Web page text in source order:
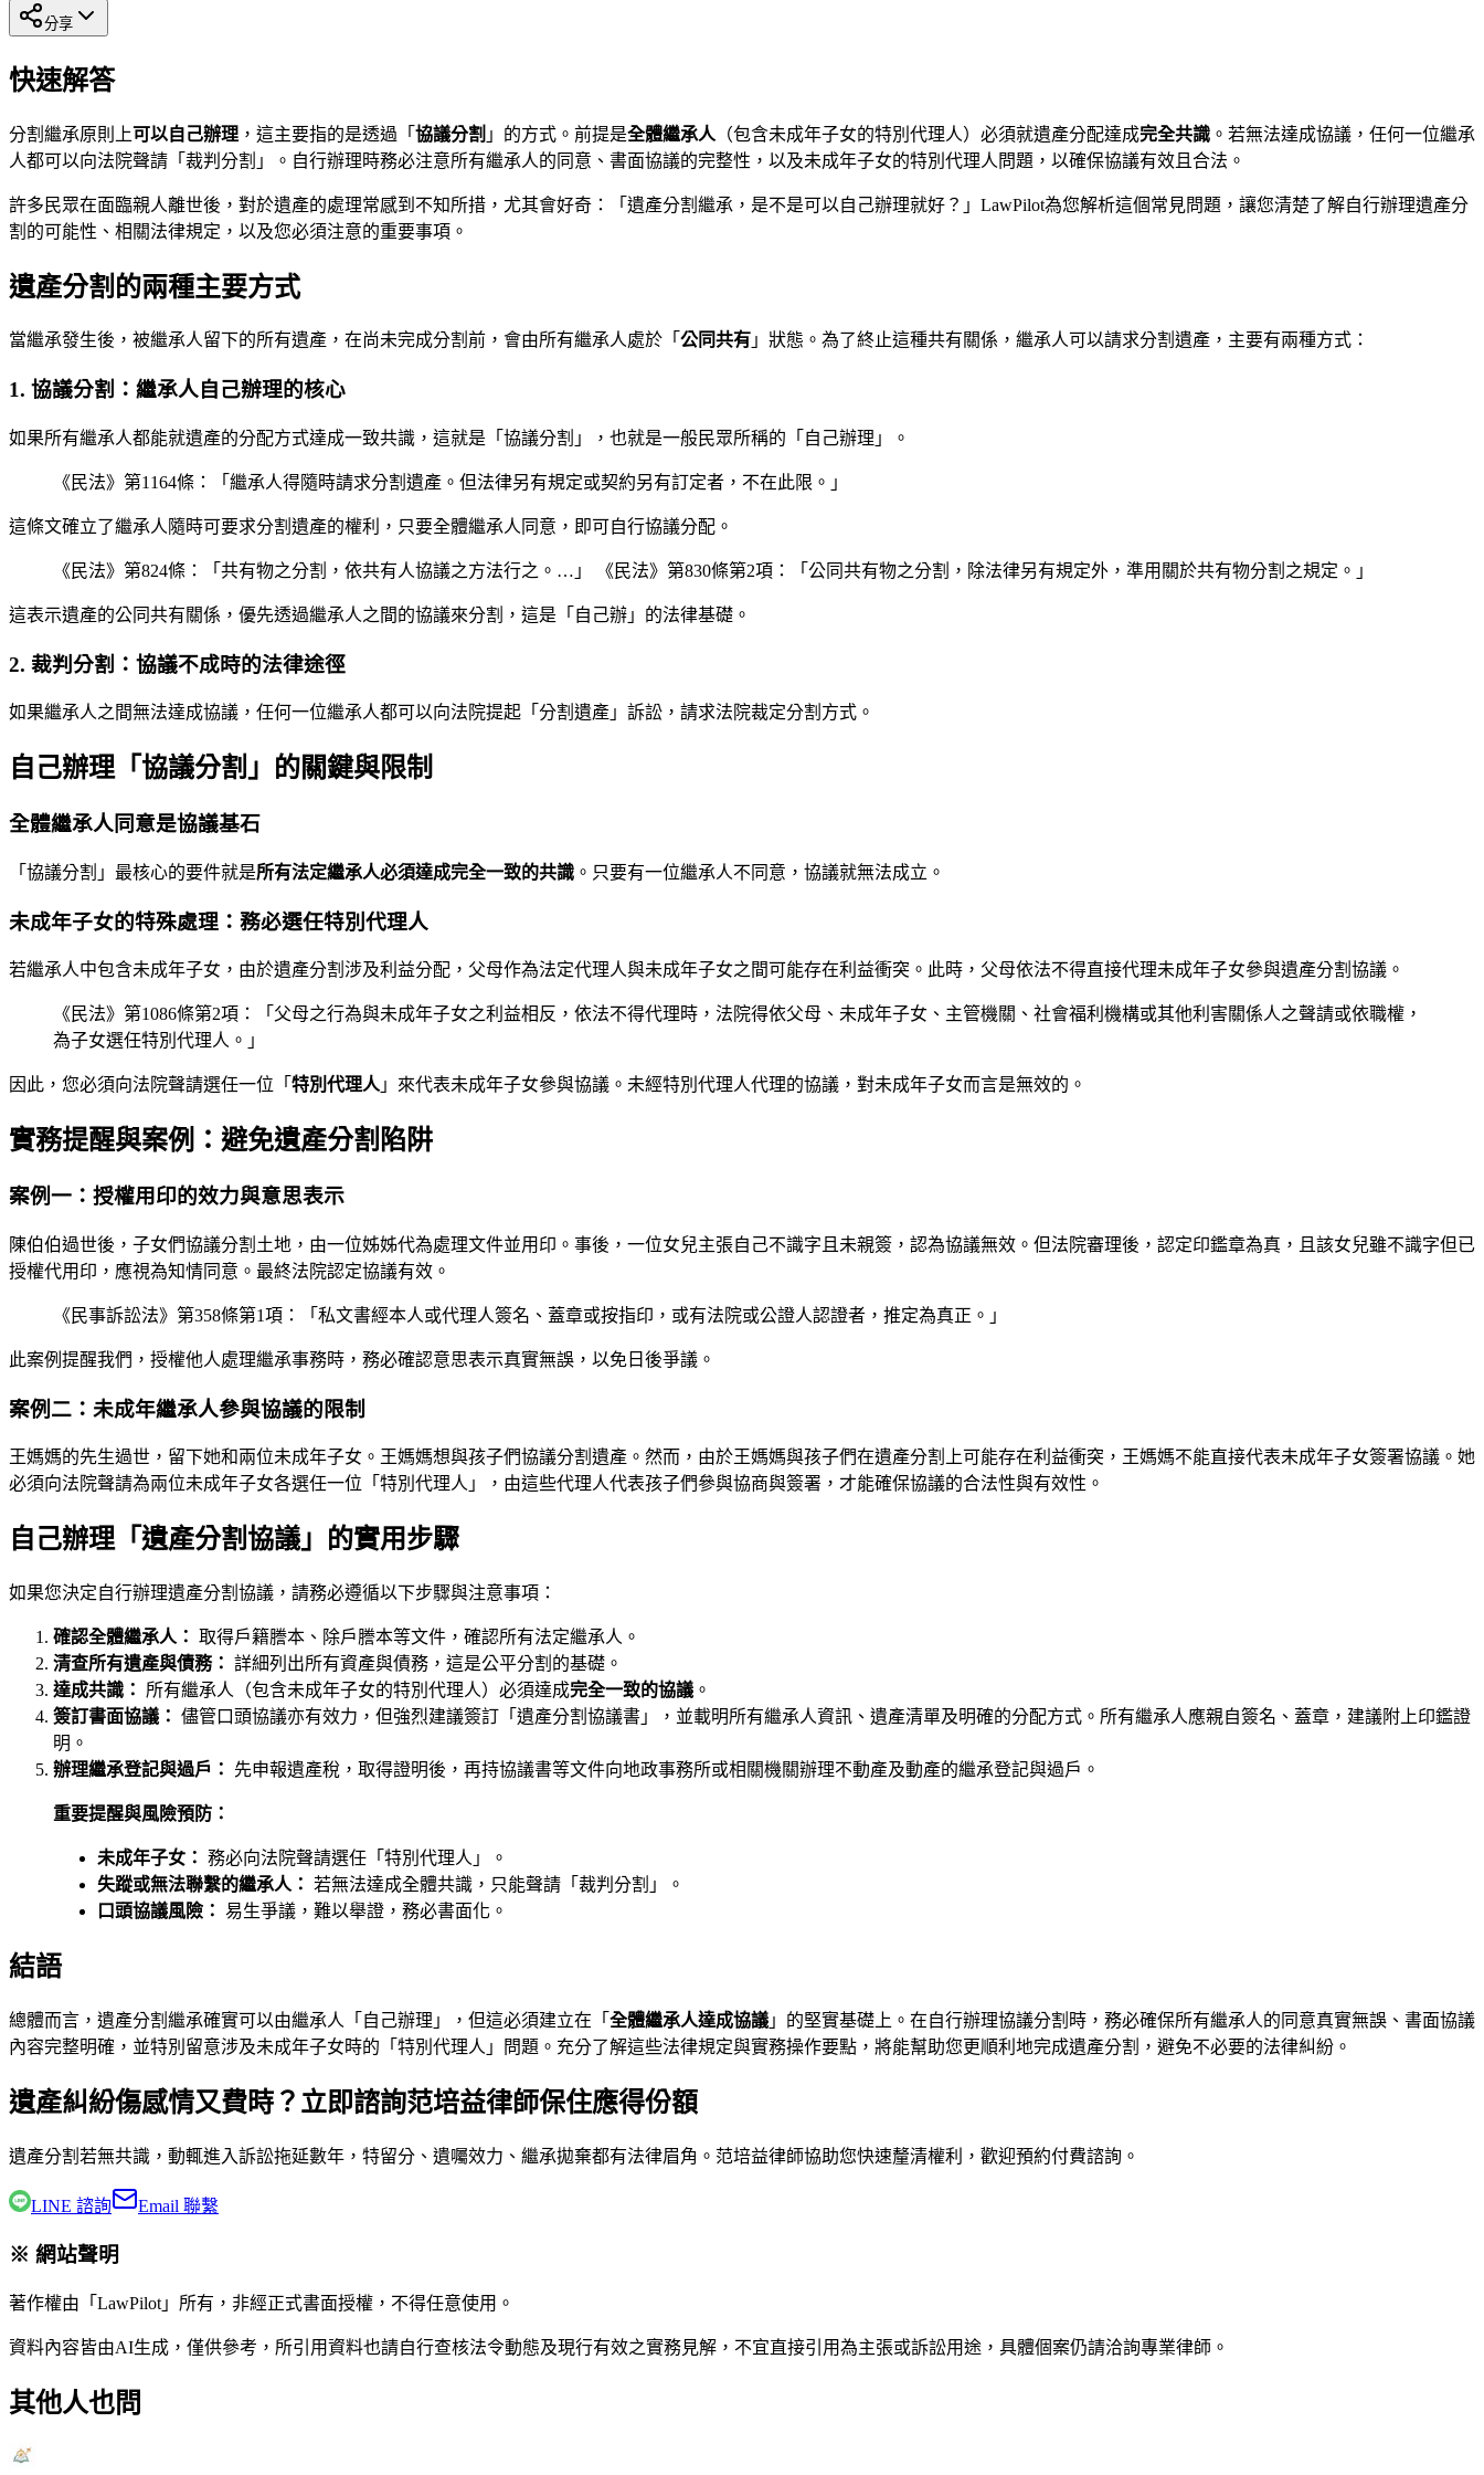
分享
快速解答
分割繼承原則上可以自己辦理 ，這主要指的是透過「 協議分割 」的方式。前提是全體繼承人 （包含未成年子女的特別代理人）必須就遺產分配達成完全共識 。若無法達成協議，任何一位繼承
人都可以向法院聲請「裁判分割」。自行辦理時務必注意所有繼承人的同意、書面協議的完整性，以及未成年子女的特別代理人問題，以確保協議有效且合法。
許多民眾在面臨親人離世後，對於遺產的處理常感到不知所措，尤其會好奇：「遺產分割繼承，是不是可以自己辦理就好？」LawPilot為您解析這個常見問題，讓您清楚了解自行辦理遺產分
割的可能性、相關法律規定，以及您必須注意的重要事項。
遺產分割的兩種主要方式
當繼承發生後，被繼承人留下的所有遺產，在尚未完成分割前，會由所有繼承人處於「 公同共有 」狀態。為了終止這種共有關係，繼承人可以請求分割遺產，主要有兩種方式：
1. 協議分割：繼承人自己辦理的核心
如果所有繼承人都能就遺產的分配方式達成一致共識，這就是「協議分割」，也就是一般民眾所稱的「自己辦理」。
《民法》第1164條：「繼承人得隨時請求分割遺產。但法律另有規定或契約另有訂定者，不在此限。」
這條文確立了繼承人隨時可要求分割遺產的權利，只要全體繼承人同意，即可自行協議分配。
《民法》第824條：「共有物之分割，依共有人協議之方法行之。…」 《民法》第830條第2項：「公同共有物之分割，除法律另有規定外，準用關於共有物分割之規定。」
這表示遺產的公同共有關係，優先透過繼承人之間的協議來分割，這是「自己辦」的法律基礎。
2. 裁判分割：協議不成時的法律途徑
如果繼承人之間無法達成協議，任何一位繼承人都可以向法院提起「分割遺產」訴訟，請求法院裁定分割方式。
自己辦理「協議分割」的關鍵與限制
全體繼承人同意是協議基石
「協議分割」最核心的要件就是所有法定繼承人必須達成完全一致的共識 。只要有一位繼承人不同意，協議就無法成立。
未成年子女的特殊處理：務必選任特別代理人
若繼承人中包含未成年子女，由於遺產分割涉及利益分配，父母作為法定代理人與未成年子女之間可能存在利益衝突。此時，父母依法不得直接代理未成年子女參與遺產分割協議。
《民法》第1086條第2項：「父母之行為與未成年子女之利益相反，依法不得代理時，法院得依父母、未成年子女、主管機關、社會福利機構或其他利害關係人之聲請或依職權，
為子女選任特別代理人。」
因此，您必須向法院聲請選任一位「 特別代理人 」來代表未成年子女參與協議。未經特別代理人代理的協議，對未成年子女而言是無效的。
實務提醒與案例：避免遺產分割陷阱
案例一：授權用印的效力與意思表示
陳伯伯過世後，子女們協議分割土地，由一位姊姊代為處理文件並用印。事後，一位女兒主張自己不識字且未親簽，認為協議無效。但法院審理後，認定印鑑章為真，且該女兒雖不識字但已
授權代用印，應視為知情同意。最終法院認定協議有效。
《民事訴訟法》第358條第1項：「私文書經本人或代理人簽名、蓋章或按指印，或有法院或公證人認證者，推定為真正。」
此案例提醒我們，授權他人處理繼承事務時，務必確認意思表示真實無誤，以免日後爭議。
案例二：未成年繼承人參與協議的限制
王媽媽的先生過世，留下她和兩位未成年子女。王媽媽想與孩子們協議分割遺產。然而，由於王媽媽與孩子們在遺產分割上可能存在利益衝突，王媽媽不能直接代表未成年子女簽署協議。她
必須向法院聲請為兩位未成年子女各選任一位「特別代理人」，由這些代理人代表孩子們參與協商與簽署，才能確保協議的合法性與有效性。
自己辦理「遺產分割協議」的實用步驟
如果您決定自行辦理遺產分割協議，請務必遵循以下步驟與注意事項：
確認全體繼承人： 取得戶籍謄本、除戶謄本等文件，確認所有法定繼承人。
清查所有遺產與債務： 詳細列出所有資產與債務，這是公平分割的基礎。
達成共識：
所有繼承人（包含未成年子女的特別代理人）必須達成完全一致的協議 。
簽訂書面協議： 儘管口頭協議亦有效力，但強烈建議簽訂「遺產分割協議書」，並載明所有繼承人資訊、遺產清單及明確的分配方式。所有繼承人應親自簽名、蓋章，建議附上印鑑證
明。
辦理繼承登記與過戶：
先申報遺產稅，取得證明後，再持協議書等文件向地政事務所或相關機關辦理不動產及動產的繼承登記與過戶。
重要提醒與風險預防：
未成年子女： 務必向法院聲請選任「特別代理人」。
失蹤或無法聯繫的繼承人： 若無法達成全體共識，只能聲請「裁判分割」。
口頭協議風險： 易生爭議，難以舉證，務必書面化。
結語
總體而言，遺產分割繼承確實可以由繼承人「自己辦理」，但這必須建立在「 全體繼承人達成協議 」的堅實基礎上。在自行辦理協議分割時，務必確保所有繼承人的同意真實無誤、書面協議
內容完整明確，並特別留意涉及未成年子女時的「特別代理人」問題。充分了解這些法律規定與實務操作要點，將能幫助您更順利地完成遺產分割，避免不必要的法律糾紛。
遺產糾紛傷感情又費時？立即諮詢范培益律師保住應得份額
遺產分割若無共識，動輒進入訴訟拖延數年，特留分、遺囑效力、繼承拋棄都有法律眉角。 范培益律師協助您快速釐清權利，歡迎預約付費諮詢。
LINE 諮詢 Email 聯繫
※ 網站聲明
著作權由「LawPilot」所有，非經正式書面授權，不得任意使用。
資料內容皆由AI生成，僅供參考，所引用資料也請自行查核法令動態及現行有效之實務見解，不宜直接引用為主張或訴訟用途，具體個案仍請洽詢專業律師。
其他人也問